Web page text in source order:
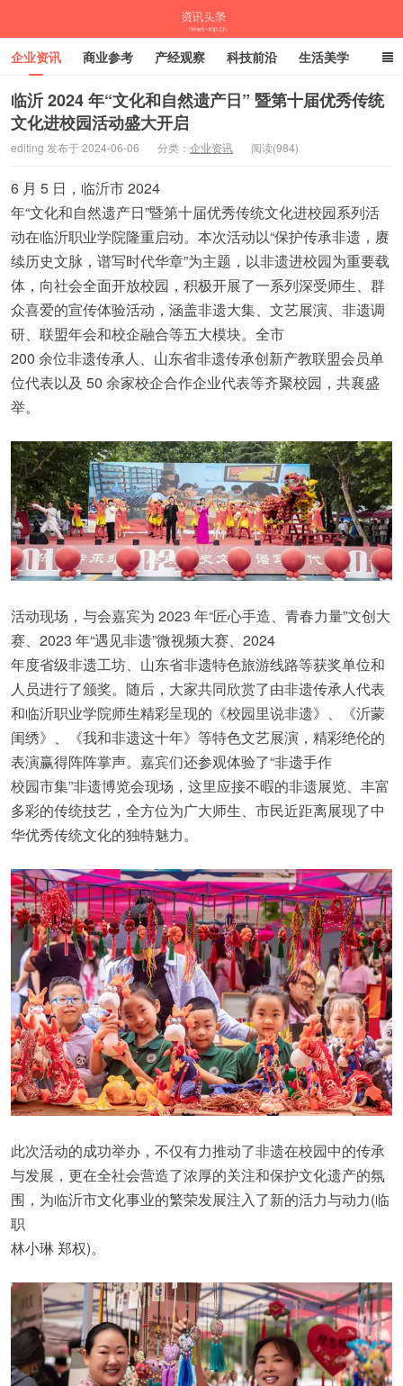
资讯头条
企业资讯 商业参考 产经观察 科技前沿 生活美学
时尚潮流 母婴亲子 专栏
临沂 2024 年“文化和自然遗产日” 暨第十届优秀传统
文化进校园活动盛大开启
editing 发布于 2024-06-06 分类： 企业资讯 阅读(984)
6 月 5 日，临沂市 2024
年“文化和自然遗产日”暨第十届优秀传统文化进校园系列活
动在临沂职业学院隆重启动。本次活动以“保护传承非遗，赓
续历史文脉，谱写时代华章”为主题，以非遗进校园为重要载
体，向社会全面开放校园，积极开展了一系列深受师生、群
众喜爱的宣传体验活动，涵盖非遗大集、文艺展演、非遗调
研、联盟年会和校企融合等五大模块。全市
200 余位非遗传承人、山东省非遗传承创新产教联盟会员单
位代表以及 50 余家校企合作企业代表等齐聚校园，共襄盛
举。
活动现场，与会嘉宾为 2023 年“匠心手造、青春力量”文创大
赛、2023 年“遇见非遗”微视频大赛、2024
年度省级非遗工坊、山东省非遗特色旅游线路等获奖单位和
人员进行了颁奖。随后，大家共同欣赏了由非遗传承人代表
和临沂职业学院师生精彩呈现的《校园里说非遗》、《沂蒙
闺绣》、《我和非遗这十年》等特色文艺展演，精彩绝伦的
表演赢得阵阵掌声。嘉宾们还参观体验了“非遗手作
校园市集”非遗博览会现场，这里应接不暇的非遗展览、丰富
多彩的传统技艺，全方位为广大师生、市民近距离展现了中
华优秀传统文化的独特魅力。
此次活动的成功举办，不仅有力推动了非遗在校园中的传承
与发展，更在全社会营造了浓厚的关注和保护文化遗产的氛
围，为临沂市文化事业的繁荣发展注入了新的活力与动力(临
职
林小琳 郑权)。